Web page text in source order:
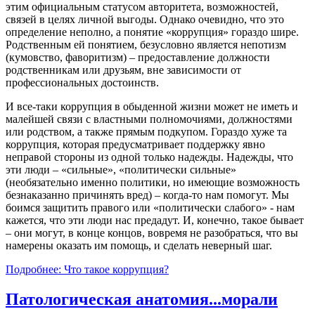
этим официальным статусом авторитета, возможностей,
связей в целях личной выгоды. Однако очевидно, что это
определение неполно, а понятие «коррупция» гораздо шире.
Родственным ей понятием, безусловно является непотизм
(кумовство, фаворитизм) – предоставление должности
родственникам или друзьям, вне зависимости от
профессиональных достоинств.
И все-таки коррупция в обыденной жизни может не иметь и
малейшей связи с властными полномочиями, должностями
или родством, а также прямым подкупом. Гораздо хуже та
коррупция, которая предусматривает поддержку явно
неправой стороны из одной только надежды. Надежды, что
эти люди – «сильные», «политически сильные»
(необязательно именно политики, но имеющие возможность
безнаказанно причинять вред) – когда-то нам помогут. Мы
боимся защитить правого или «политически слабого» - нам
кажется, что эти люди нас предадут. И, конечно, такое бывает
– они могут, в конце концов, вовремя не разобраться, что вы
намерены оказать им помощь, и сделать неверный шаг.
Подробнее: Что такое коррупция?
Патологическая анатомия...морали